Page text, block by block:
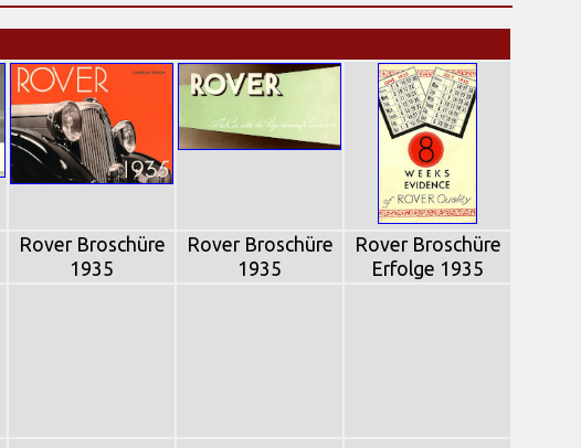
Rover Broschüre
1935
Rover Broschüre
1935
Rover Broschüre
Erfolge 1935